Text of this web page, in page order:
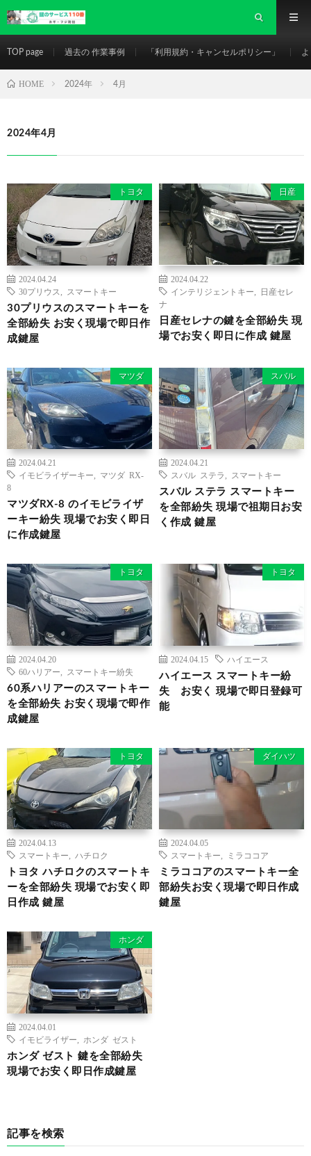
TOP page 過去の 作業事例 「利用規約・キャンセルポリシー」
HOME 2024年 4月
2024年4月
トヨタ
2024.04.24
30プリウス
スマートキー
30プリウスのスマートキーを
全部紛失 お安く現場で即日作
成鍵屋
日産
2024.04.22
インテリジェントキー
日産セレ
ナ
日産セレナの鍵を全部紛失 現
場でお安く即日に作成 鍵屋
マツダ
2024.04.21
イモビライザーキー
マツダ RX-
8
マツダRX-8 のイモビライザ
ーキー紛失 現場でお安く即日
に作成鍵屋
スバル
2024.04.21
スバル ステラ
スマートキー
スバル ステラ スマートキー
を全部紛失 現場で祖期日お安
く作成 鍵屋
トヨタ
2024.04.20
60ハリアー
スマートキー紛失
60系ハリアーのスマートキー
を全部紛失 お安く現場で即作
成鍵屋
トヨタ
2024.04.15 ハイエース
ハイエース スマートキー紛
失 お安く 現場で即日登録可
能
トヨタ
2024.04.13
スマートキー
ハチロク
トヨタ ハチロクのスマートキ
ーを全部紛失 現場でお安く即
日作成 鍵屋
ダイハツ
2024.04.05
スマートキー
ミラココア
ミラココアのスマートキー全
部紛失お安く現場で即日作成
鍵屋
ホンダ
2024.04.01
イモビライザー
ホンダ ゼスト
ホンダ ゼスト 鍵を全部紛失
現場でお安く即日作成鍵屋
記事を検索